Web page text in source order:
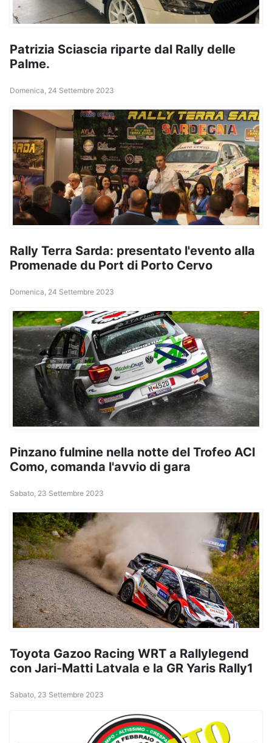
Patrizia Sciascia riparte dal Rally delle
Palme.
Domenica, 24 Settembre 2023
Rally Terra Sarda: presentato l'evento alla
Promenade du Port di Porto Cervo
Domenica, 24 Settembre 2023
Pinzano fulmine nella notte del Trofeo ACI
Como, comanda l'avvio di gara
Sabato, 23 Settembre 2023
Toyota Gazoo Racing WRT a Rallylegend
con Jari-Matti Latvala e la GR Yaris Rally1
Sabato, 23 Settembre 2023